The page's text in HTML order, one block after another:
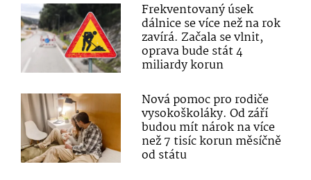
Frekventovaný úsek
dálnice se více než na rok
zavírá. Začala se vlnit,
oprava bude stát 4
miliardy korun
Nová pomoc pro rodiče
vysokoškoláky. Od září
budou mít nárok na více
než 7 tisíc korun měsíčně
od státu